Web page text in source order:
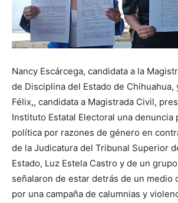
Nancy Escárcega, candidata a la
de Disciplina del Estado de Chihuahua,
Félix,, candidata a Magistrada Civil,
Instituto Estatal Electoral una denuncia
política por razones de género en
de la Judicatura del Tribunal Superior
Estado, Luz Estela Castro y de un
señalaron de estar detrás de un medio
por una campaña de calumnias y